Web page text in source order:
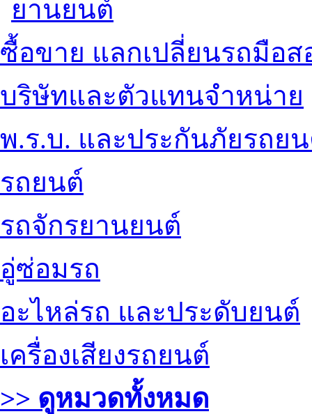
ซื้อขาย แลกเปลี่ยนรถมือส
บริษัทและตัวแทนจำหน่าย
พ.ร.บ. และประกันภัยรถย
รถยนต์
รถจักรยานยนต์
อู่ซ่อมรถ
อะไหล่รถ และประดับยนต์
เครื่องเสียงรถยนต์
>> ดูหมวดทั้งหมด